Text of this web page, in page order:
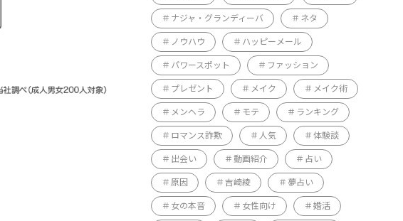
ナジャ・グランディーバ ネタ
ノウハウ ハッピーメール
パワースポット ファッション
プレゼント メイク メイク術
メンヘラ モテ ランキング
ロマンス詐欺 人気 体験談
出会い 動画紹介 占い
原因 吉崎綾 夢占い
女の本音 女性向け 婚活